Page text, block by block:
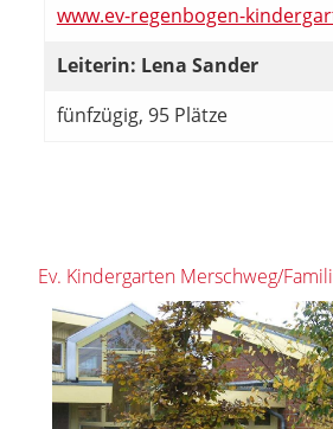
www.ev-regenbogen-
Leiterin: Lena Sander
fünfzügig, 95 Plätze
Ev. Kindergarten Merschweg/